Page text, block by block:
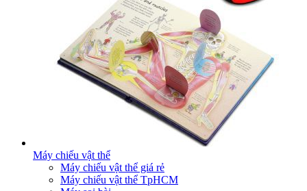
Máy chiếu vật thể
Máy chiếu vật thể giá rẻ
Máy chiếu vật thể TpHCM